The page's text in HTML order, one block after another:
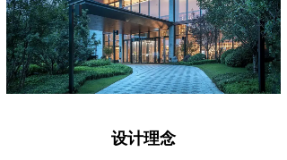
设计理念